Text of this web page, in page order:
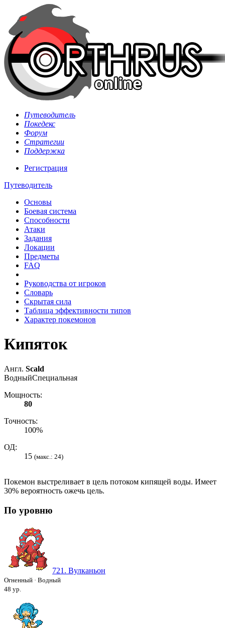
Путеводитель
Покедекс
Форум
Стратегии
Поддержка
Регистрация
Путеводитель
Основы
Боевая система
Способности
Атаки
Задания
Локации
Предметы
FAQ
Руководства от игроков
Словарь
Скрытая сила
Таблица эффективности типов
Характер покемонов
Кипяток
Англ. Scald
ВодныйСпециальная
Мощность:
80
Точность:
100%
ОД:
15 (макс.: 24)
Покемон выстреливает в цель потоком кипящей воды. Имеет
30% вероятность ожечь цель.
По уровню
721. Вулканьон
Огненный · Водный
48 ур.